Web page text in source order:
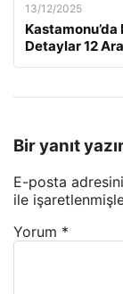
13/12/2025
Detaylar 12
Bir yanıt
E-posta
ile
Yorum *